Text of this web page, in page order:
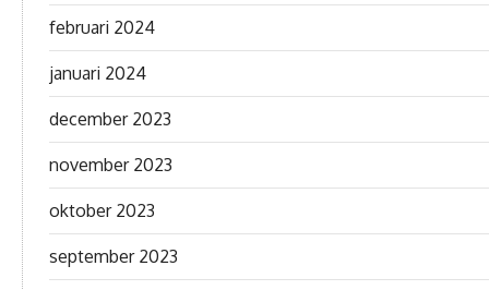
februari 2024
januari 2024
december 2023
november 2023
oktober 2023
september 2023